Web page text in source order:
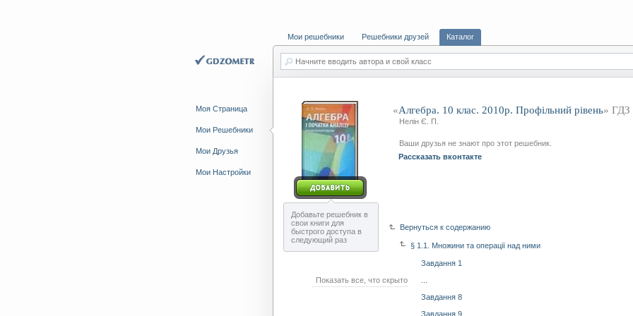
Моя Страница
Мои Решебники
Мои Друзья
Мои Настройки
Мои решебники Решебники друзей Каталог
Начните вводить автора и свой класс
Добавьте решебник в
свои книги для
быстрого доступа в
следующий раз
«Алгебра. 10 клас. 2010р. Профільний рівень» ГДЗ
Нелін Є. П.
Ваши друзья не знают про этот решебник.
Рассказать вконтакте
Вернуться к содержанию
§ 1.1. Множини та операції над ними
Завдання 1
Показать все, что скрыто
Завдання 8
Завдання 9